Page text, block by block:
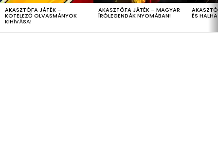
AKASZTÓFA JÁTÉK –
KÖTELEZŐ OLVASMÁNYOK
KIHÍVÁSA!
AKASZTÓFA JÁTÉK – MAGYAR
ÍRÓLEGENDÁK NYOMÁBAN! ÉS